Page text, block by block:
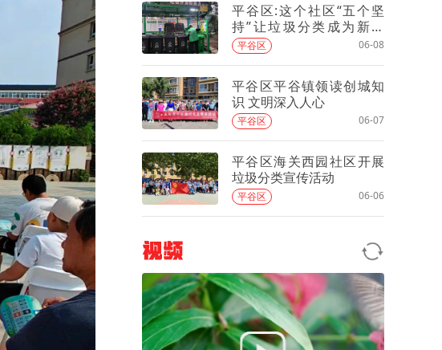
平谷区:这个社区“五个坚
持”让垃圾分类成为新时
尚！
平谷区 06-08
平谷区平谷镇领读创城知
识 文明深入人心
平谷区 06-07
平谷区海关西园社区开展
垃圾分类宣传活动
平谷区 06-06
视频